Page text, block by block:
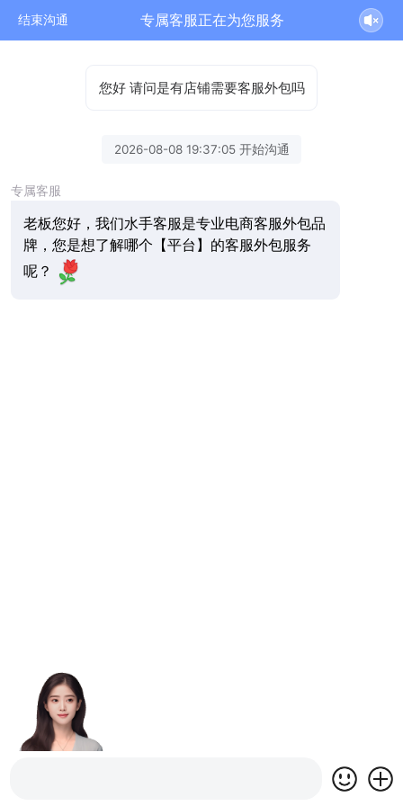
结束沟通 专属客服正在为您服务
您好 请问是有店铺需要客服外包吗
2026-08-08 19:37:05 开始沟通
专属客服
老板您好，我们水手客服是专业电商客服外包品
牌，您是想了解哪个【平台】的客服外包服务
呢？